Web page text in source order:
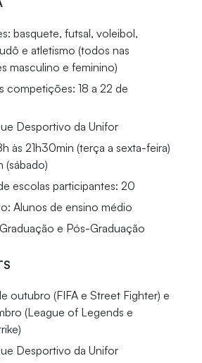
basquete, futsal, voleibol,
e atletismo (todos nas
masculino e feminino)
competições: 18 a 22 de
Desportivo da Unifor
às 21h30min (terça a sexta-feira)
(sábado)
escolas participantes: 20
Alunos de ensino médio
e Pós-Graduação
outubro (FIFA e Street Fighter) e
(League of Legends e
Desportivo da Unifor